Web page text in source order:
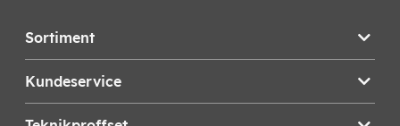
Sortiment
Kundeservice